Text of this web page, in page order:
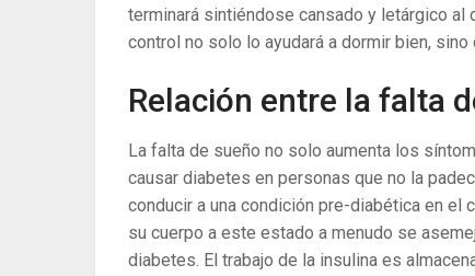
terminará sintiéndose cansado y letárgico al
control no solo lo ayudará a dormir bien,
Relación entre la falta
La falta de sueño no solo aumenta los
causar diabetes en personas que no la
conducir a una condición pre-diabética en el
su cuerpo a este estado a menudo se
diabetes. El trabajo de la insulina es